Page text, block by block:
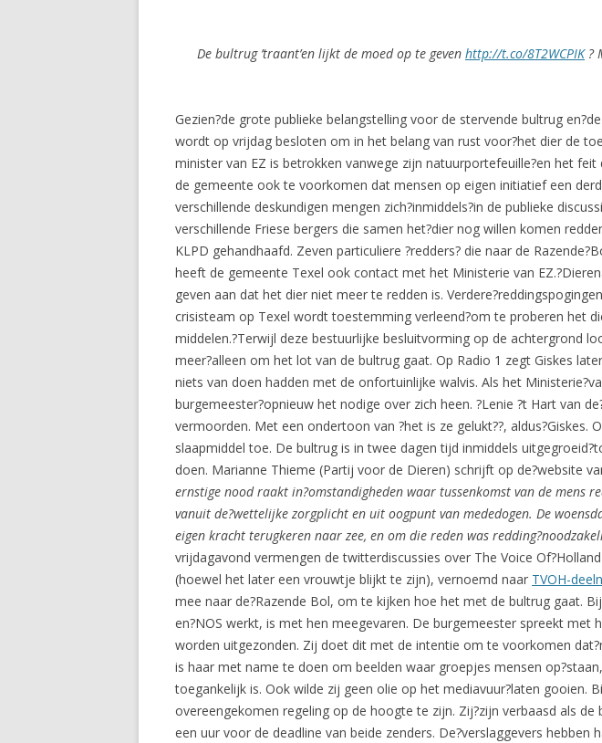
De bultrug ’traant’en lijkt de moed op te geven http://t.co/8T2WCPIK?
Gezien?de grote publieke belangstelling voor de stervende bultrug
wordt op vrijdag besloten om in het belang van rust voor?het dier de
minister van EZ is betrokken vanwege zijn natuurportefeuille?en het
de gemeente ook te voorkomen dat mensen op eigen initiatief een
verschillende deskundigen mengen zich?inmiddels?in de publieke
verschillende Friese bergers die samen het?dier nog willen komen
KLPD gehandhaafd. Zeven particuliere ?redders? die naar de
heeft de gemeente Texel ook contact met het Ministerie van
geven aan dat het dier niet meer te redden is.
crisisteam op Texel wordt toestemming verleend?om te proberen het
middelen.?Terwijl deze bestuurlijke besluitvorming op de achtergrond
meer?alleen om het lot van de bultrug gaat. Op Radio 1 zegt Giskes
niets van doen hadden met de onfortuinlijke walvis. Als het
burgemeester?opnieuw het nodige over zich heen. ?Lenie ?t Hart van
vermoorden. Met een ondertoon van ?het is ze gelukt??,
slaapmiddel toe. De bultrug is in twee dagen tijd inmiddels
doen. Marianne Thieme (Partij voor de Dieren) schrijft op de?website
ernstige nood raakt in?omstandigheden waar tussenkomst van de mens
vanuit de?wettelijke zorgplicht en uit oogpunt van mededogen. De
eigen kracht terugkeren naar zee, en om die reden was redding?
vrijdagavond vermengen de twitterdiscussies over The Voice
(hoewel het later een vrouwtje blijkt te zijn), vernoemd naar TVOH-
mee naar de?Razende Bol, om te kijken hoe het met de bultrug gaat.
en?NOS werkt, is met hen meegevaren. De burgemeester spreekt
worden uitgezonden. Zij doet dit met de intentie om te voorkomen
is haar met name te doen om beelden waar groepjes mensen
toegankelijk is. Ook wilde zij geen olie op het mediavuur?laten gooien.
overeengekomen regeling op de hoogte te zijn. Zij?zijn verbaasd als
een uur voor de deadline van beide zenders. De?verslaggevers